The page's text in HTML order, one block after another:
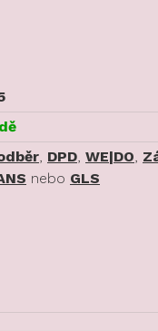
, DPD, WE|DO,
nebo GLS